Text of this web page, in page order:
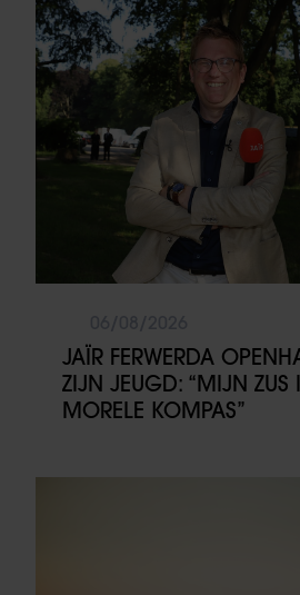
JAÏR FERWERDA
ZIJN JEUGD: “MIJN ZUS
MORELE KOMPAS”